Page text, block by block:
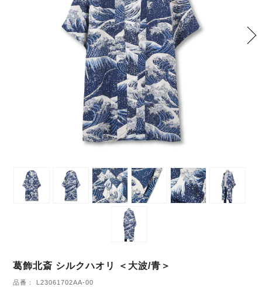
葛飾北斎 シルクハオリ ＜大波/青＞
品番： L23061702AA-00